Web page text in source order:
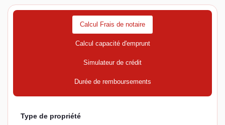
Calcul Frais de notaire
Calcul capacité d'emprunt
Simulateur de crédit
Durée de remboursements